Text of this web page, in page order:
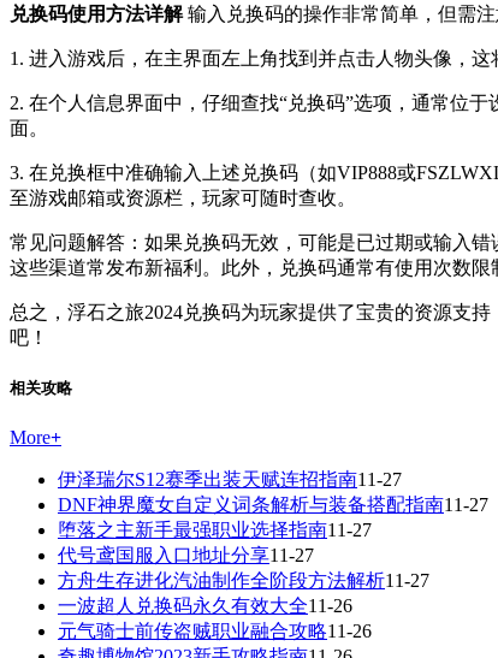
兑换码使用方法详解输入兑换码的操作非常简单，但需
1. 进入游戏后，在主界面左上角找到并点击人物头像，
2. 在个人信息界面中，仔细查找“兑换码”选项，通常位
面。
3. 在兑换框中准确输入上述兑换码（如VIP888或
至游戏邮箱或资源栏，玩家可随时查收。
常见问题解答：如果兑换码无效，可能是已过期或输入
这些渠道常发布新福利。此外，兑换码通常有使用次数限
总之，浮石之旅2024兑换码为玩家提供了宝贵的资源支
吧！
相关攻略
More+
伊泽瑞尔S12赛季出装天赋连招指南11-27
DNF神界魔女自定义词条解析与装备搭配指南11-27
堕落之主新手最强职业选择指南11-27
代号鸢国服入口地址分享11-27
方舟生存进化汽油制作全阶段方法解析11-27
一波超人兑换码永久有效大全11-26
元气骑士前传盗贼职业融合攻略11-26